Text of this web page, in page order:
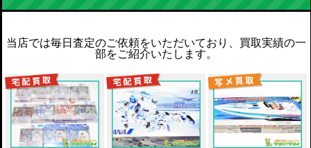
当店では毎日査定のご依頼をいただいており、買取実績の一
部をご紹介いたします。